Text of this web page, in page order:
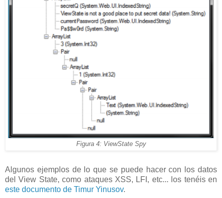
Figura 4: ViewState Spy
Algunos ejemplos de lo que se puede hacer con los datos
del View State, como ataques XSS, LFI, etc... los tenéis en
este documento de Timur Yinusov.